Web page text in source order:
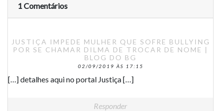
1 Comentários
JUSTIÇA IMPEDE MULHER QUE SOFRE BULLYING
POR SE CHAMAR DILMA DE TROCAR DE NOME |
BLOG DO BG
02/09/2019 ÀS 17:15
[…] detalhes aqui no portal Justiça […]
Responder